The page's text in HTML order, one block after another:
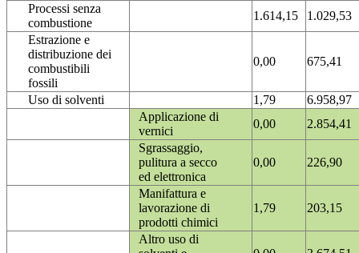
Processi senza
combustione
1.614,15
1.029,53
Estrazione e
distribuzione dei
combustibili
fossili
0,00 675,41
Uso di solventi 1,79
6.958,97
Applicazione di
vernici
0,00
2.854,41
Sgrassaggio,
pulitura a secco
ed elettronica
0,00 226,90
Manifattura e
lavorazione di
prodotti chimici
1,79 203,15
Altro uso di